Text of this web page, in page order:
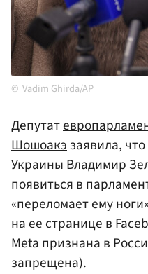
Vadim Ghirda/AP
Депутат
Шошоакэзаявила,
УкраиныВладимир
появиться в
«переломает ему
на ее странице в
Meta признана в
запрещена).